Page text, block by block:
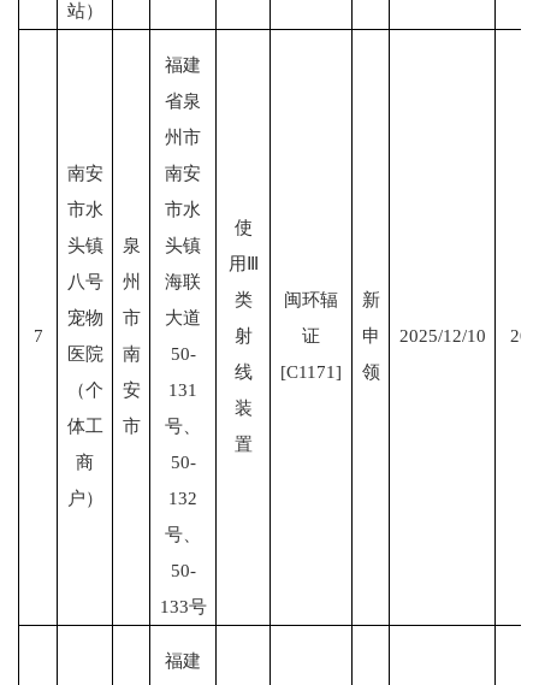
站）
7
南安
市水
头镇
八号
宠物
医院
（个
体工
商
户）
泉
州
市
南
安
市
福建
省泉
州市
南安
市水
头镇
海联
大道
50-
131
号、
50-
132
号、
50-
133号
使
用Ⅲ
类
射
线
装
置
闽环辐
证
[C1171]
新
申
领
2025/12/10
福建